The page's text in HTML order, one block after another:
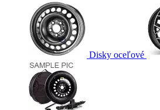
Disky oceľové